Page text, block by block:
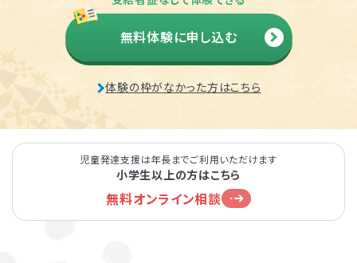
無料体験に申し込む
体験の枠がなかった方はこちら
児童発達支援は年長までご利用いただけます
小学生以上の方はこちら
無料オンライン相談